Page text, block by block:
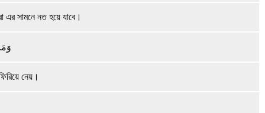
এর সামনে নত হয়ে যাবে।
নেয়।